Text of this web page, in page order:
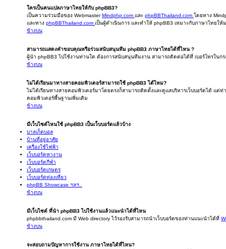
ใครเป็นคนแปลภาษาไทยให้กับ phpBB3?
เป็นความร่วมมือของ WebmasterMindphp.com และ phpBBThailand.com โดยทาง
และทาง phpBBThailand.com เป็นผู้ดำเนินการ และทำให้ phpBB3 เหมาะกับภาษาไทยให้
ข้างบน
สามารถแสดงคำขอบคุณหรือร่วมสนับสนุนทีม phpBB3 ภาษาไทยได้ที่ไหน ?
ผู้นำ phpBB3 ไปใช้งานท่านใด ต้องการสนับสนุนทีมงาน สามารถติดต่อได้ที่ เบอร์โทรในก
ข้างบน
ไม่ได้เรียนมาทางสายคอมพิวเตอร์สามารถใช้ phpBB3 ได้ไหม?
ไม่ได้เรียนทางสายคอมพิวเตอร์มาโดยตรงก็สามารถติดตั้งและดูแลบริหารเว็บบอร์ดได้ แต่
คอมพิวเตอร์พื้นฐานเพิ่มเติม
ข้างบน
มีเว็บไซต์ไหนใช้ phpBB3 เป็นเว็บบอร์ดแล้วบ้าง
บาลเก็ตบอล
บ้านที่อยู่อาศัย
เครื่องใช้ไฟฟ้า
เว็บบอร์ดหางาน
เว็บบอร์ดกีฬา
เว็บบอร์ดเกษตร
เว็บบอร์ดท่องเที่ยว
phpBB Showcase ฯลฯ..
ข้างบน
มีเว็บไซต์ ที่นำ phpBB3 ไปใช้งานแล้วแนะนำได้ที่ไหน
phpbbthailand.com มี Web directory ไว้รองรับสามารถนำเว็บบอร์ดของท่านแนะนำได้ที่
ข้างบน
จะสอบถามปัญหาการใช้งาน ภาษาไทยได้ที่ไหน?